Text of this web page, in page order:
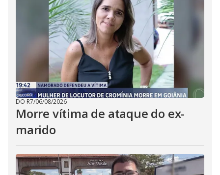
DO R7/06/08/2026
Morre vítima de ataque do ex-
marido